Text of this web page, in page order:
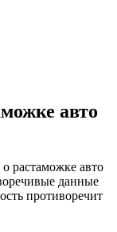
авто
растаможке авто
данные
противоречит